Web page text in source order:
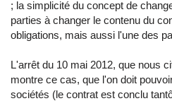
; la simplicité du concept de
parties à changer le contenu du
obligations, mais aussi l'une des
L'arrêt du 10 mai 2012, que nous
montre ce cas, que l'on doit
sociétés (le contrat est conclu